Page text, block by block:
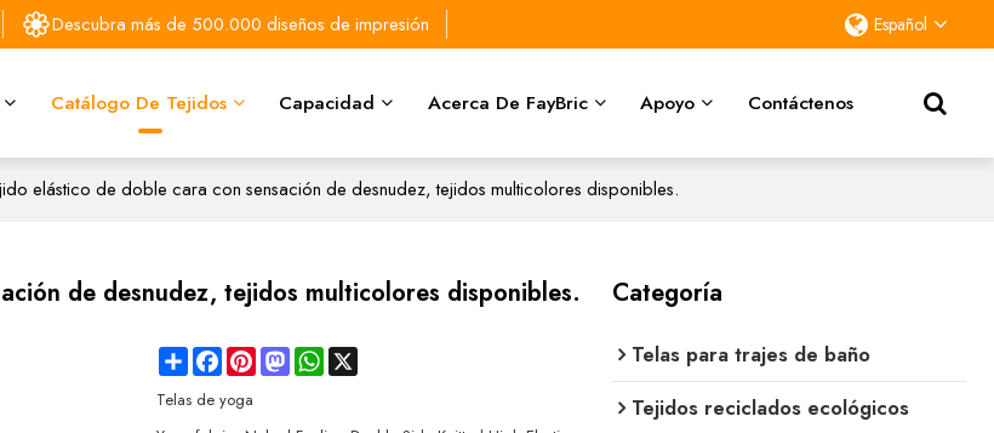
Descubra más de 500.000 diseños de impresión Español
Catálogo De Tejidos Capacidad Acerca De FayBric Apoyo Contáctenos
elástico de doble cara con sensación de desnudez, tejidos multicolores disponibles.
de desnudez, tejidos multicolores disponibles.
ShareFacebookPinterestMastodonWhatsApp
Telas de yoga
Categoría
Telas para trajes de baño
Tejidos reciclados ecológicos